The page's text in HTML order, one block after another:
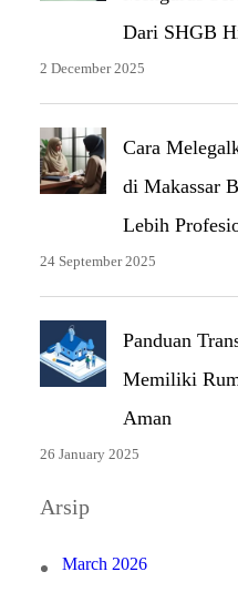
Dari SHGB
2 December 2025
Cara
di Makassar
Lebih
24 September 2025
Panduan
Memiliki
Aman
26 January 2025
Arsip
March 2026